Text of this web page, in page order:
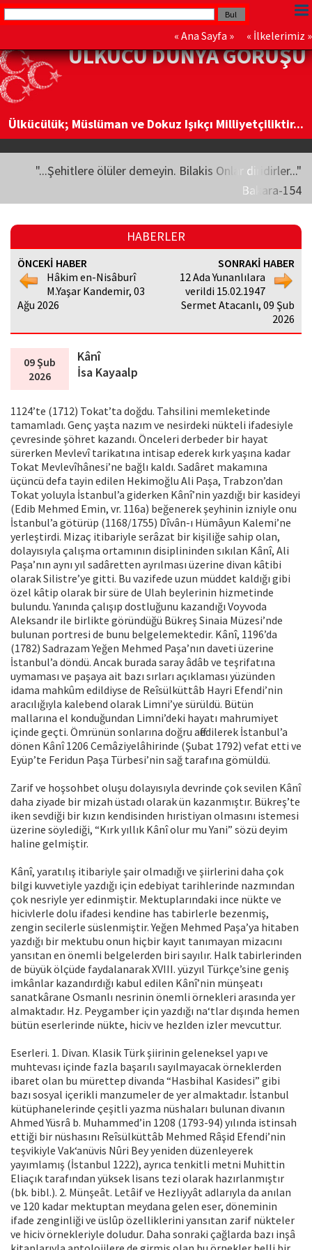
« Ana Sayfa » « İlkelerimiz »
ÜLKÜCÜ DÜNYA GÖRÜŞÜ
Ülkücülük; Müslüman ve Dokuz Işıkçı Milliyetçiliktir...
"...Şehitlere ölüler demeyin. Bilakis Onlar diridirler..."
Bakara-154
HABERLER
ÖNCEKİ HABER
Hâkim en-Nisâburî
M.Yaşar Kandemir, 03
Ağu 2026
SONRAKİ HABER
12 Ada Yunanlılara
verildi 15.02.1947
Sermet Atacanlı, 09 Şub
2026
09 Şub
2026
Kânî
İsa Kayaalp
1124’te (1712) Tokat’ta doğdu. Tahsilini memleketinde
tamamladı. Genç yaşta nazım ve nesirdeki nükteli ifadesiyle
çevresinde şöhret kazandı. Önceleri derbeder bir hayat
sürerken Mevlevî tarikatına intisap ederek kırk yaşına kadar
Tokat Mevlevîhânesi’ne bağlı kaldı. Sadâret makamına
üçüncü defa tayin edilen Hekimoğlu Ali Paşa, Trabzon’dan
Tokat yoluyla İstanbul’a giderken Kânî’nin yazdığı bir kasideyi
(Edib Mehmed Emin, vr. 116a) beğenerek şeyhinin izniyle onu
İstanbul’a götürüp (1168/1755) Dîvân-ı Hümâyun Kalemi’ne
yerleştirdi. Mizaç itibariyle serâzat bir kişiliğe sahip olan,
dolayısıyla çalışma ortamının disiplininden sıkılan Kânî, Ali
Paşa’nın aynı yıl sadâretten ayrılması üzerine divan kâtibi
olarak Silistre’ye gitti. Bu vazifede uzun müddet kaldığı gibi
özel kâtip olarak bir süre de Ulah beylerinin hizmetinde
bulundu. Yanında çalışıp dostluğunu kazandığı Voyvoda
Aleksandr ile birlikte göründüğü Bükreş Sinaia Müzesi’nde
bulunan portresi de bunu belgelemektedir. Kânî, 1196’da
(1782) Sadrazam Yeğen Mehmed Paşa’nın daveti üzerine
İstanbul’a döndü. Ancak burada saray âdâb ve teşrifatına
uymaması ve paşaya ait bazı sırları açıklaması yüzünden
idama mahkûm edildiyse de Reîsülküttâb Hayri Efendi’nin
aracılığıyla kalebend olarak Limni’ye sürüldü. Bütün
mallarına el konduğundan Limni’deki hayatı mahrumiyet
içinde geçti. Ömrünün sonlarına doğru affedilerek İstanbul’a
dönen Kânî 1206 Cemâziyelâhirinde (Şubat 1792) vefat etti ve
Eyüp’te Feridun Paşa Türbesi’nin sağ tarafına gömüldü.
Zarif ve hoşsohbet oluşu dolayısıyla devrinde çok sevilen Kânî
daha ziyade bir mizah üstadı olarak ün kazanmıştır. Bükreş’te
iken sevdiği bir kızın kendisinden hıristiyan olmasını istemesi
üzerine söylediği, “Kırk yıllık Kânî olur mu Yani” sözü deyim
haline gelmiştir.
Kânî, yaratılış itibariyle şair olmadığı ve şiirlerini daha çok
bilgi kuvvetiyle yazdığı için edebiyat tarihlerinde nazmından
çok nesriyle yer edinmiştir. Mektuplarındaki ince nükte ve
hicivlerle dolu ifadesi kendine has tabirlerle bezenmiş,
zengin secilerle süslenmiştir. Yeğen Mehmed Paşa’ya hitaben
yazdığı bir mektubu onun hiçbir kayıt tanımayan mizacını
yansıtan en önemli belgelerden biri sayılır. Halk tabirlerinden
de büyük ölçüde faydalanarak XVIII. yüzyıl Türkçe’sine geniş
imkânlar kazandırdığı kabul edilen Kânî’nin münşeatı
sanatkârane Osmanlı nesrinin önemli örnekleri arasında yer
almaktadır. Hz. Peygamber için yazdığı na‘tlar dışında hemen
bütün eserlerinde nükte, hiciv ve hezlden izler mevcuttur.
Eserleri. 1. Divan. Klasik Türk şiirinin geleneksel yapı ve
muhtevası içinde fazla başarılı sayılmayacak örneklerden
ibaret olan bu mürettep divanda “Hasbihal Kasidesi” gibi
bazı sosyal içerikli manzumeler de yer almaktadır. İstanbul
kütüphanelerinde çeşitli yazma nüshaları bulunan divanın
Ahmed Yüsrâ b. Muhammed’in 1208 (1793-94) yılında istinsah
ettiği bir nüshasını Reîsülküttâb Mehmed Râşid Efendi’nin
teşvikiyle Vak‘anüvis Nûri Bey yeniden düzenleyerek
yayımlamış (İstanbul 1222), ayrıca tenkitli metni Muhittin
Eliaçık tarafından yüksek lisans tezi olarak hazırlanmıştır
(bk. bibl.). 2. Münşeât. Letâif ve Hezliyyât adlarıyla da anılan
ve 120 kadar mektuptan meydana gelen eser, döneminin
ifade zenginliği ve üslûp özelliklerini yansıtan zarif nükteler
ve hiciv örnekleriyle doludur. Daha sonraki çağlarda bazı inşâ